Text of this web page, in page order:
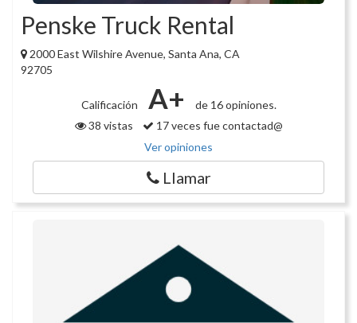
Penske Truck Rental
2000 East Wilshire Avenue, Santa Ana, CA
92705
Calificación A+
de 16 opiniones.
38 vistas
17 veces fue contactad@
Ver opiniones
Llamar